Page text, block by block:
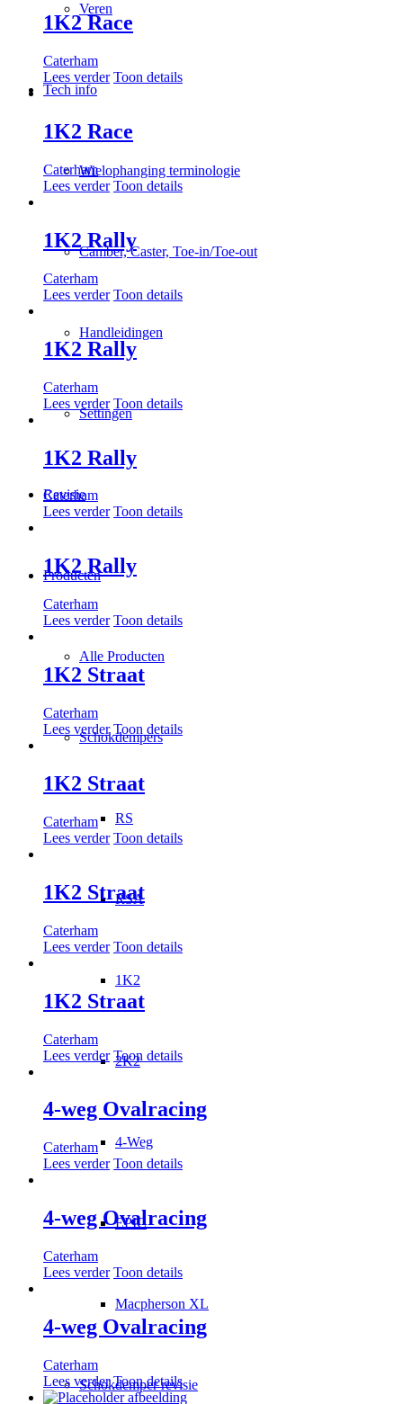
Veren
Tech info
Wielophanging terminologie
Camber, Caster, Toe-in/Toe-out
Handleidingen
Settingen
Revisie
Producten
Alle Producten
Schokdempers
RS
RSA
1K2
2K2
4-Weg
EPIC
Macpherson XL
Schokdemper revisie
1K2 Race
Caterham
Lees verder Toon details
1K2 Race
Caterham
Lees verder Toon details
1K2 Rally
Caterham
Lees verder Toon details
1K2 Rally
Caterham
Lees verder Toon details
1K2 Rally
Caterham
Lees verder Toon details
1K2 Rally
Caterham
Lees verder Toon details
1K2 Straat
Caterham
Lees verder Toon details
1K2 Straat
Caterham
Lees verder Toon details
1K2 Straat
Caterham
Lees verder Toon details
1K2 Straat
Caterham
Lees verder Toon details
4-weg Ovalracing
Caterham
Lees verder Toon details
4-weg Ovalracing
Caterham
Lees verder Toon details
4-weg Ovalracing
Caterham
Lees verder Toon details